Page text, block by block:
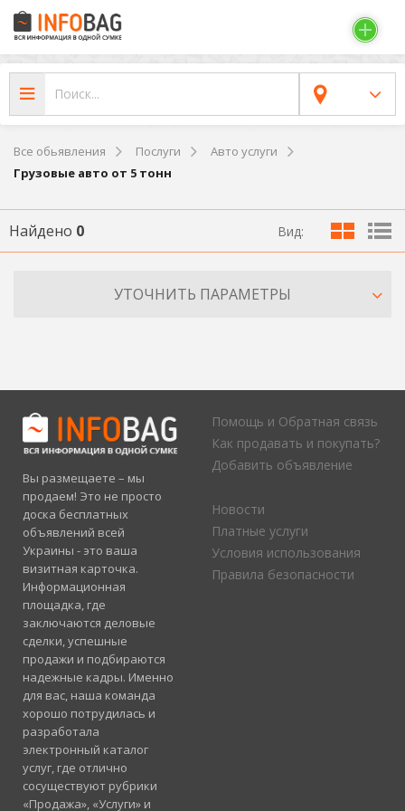
Все обьявления Послуги
Авто услуги
Грузовые авто от 5 тонн
Найдено 0 Вид:
УТОЧНИТЬ ПАРАМЕТРЫ
Вы размещаете – мы
продаем! Это не просто
доска бесплатных
объявлений всей
Украины - это ваша
визитная карточка.
Информационная
площадка, где
заключаются деловые
сделки, успешные
продажи и подбираются
надежные кадры. Именно
для вас, наша команда
хорошо потрудилась и
разработала
электронный каталог
услуг, где отлично
сосуществуют рубрики
«Продажа», «Услуги» и
Помощь и Обратная связь
Как продавать и покупать?
Добавить объявление
Новости
Платные услуги
Условия использования
Правила безопасности